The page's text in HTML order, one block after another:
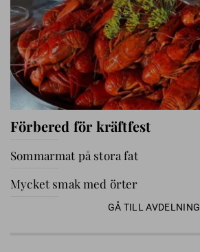
Förbered för kräftfest
Sommarmat på stora fat
Mycket smak med örter
GÅ TILL AVDELNING